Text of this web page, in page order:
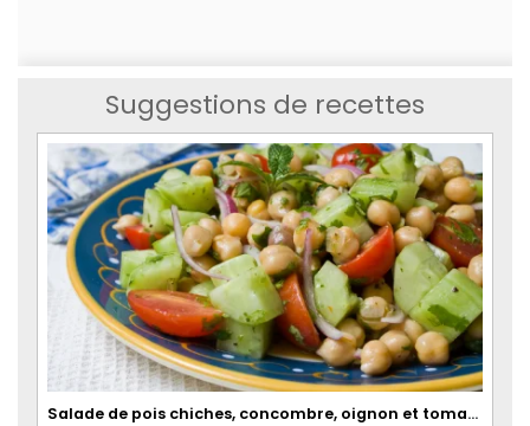
Suggestions de recettes
Salade de pois chiches, concombre, oignon et tomates